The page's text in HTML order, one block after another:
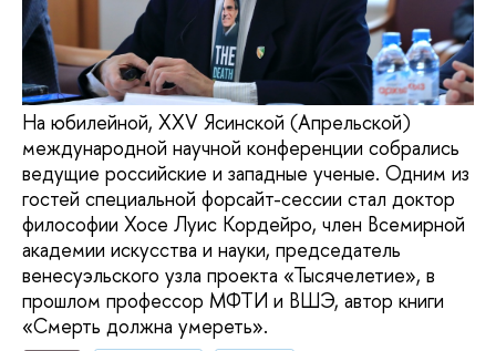
На юбилейной, XXV Ясинской (Апрельской)
международной научной конференции собрались
ведущие российские и западные ученые. Одним из
гостей специальной форсайт-сессии стал доктор
философии Хосе Луис Кордейро, член Всемирной
академии искусства и науки, председатель
венесуэльского узла проекта «Тысячелетие», в
прошлом профессор МФТИ и ВШЭ, автор книги
«Смерть должна умереть».